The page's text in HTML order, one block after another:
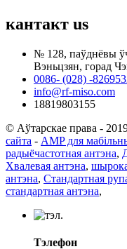
кантакт us
№ 128, паўднёвы
Вэньцзян, горад
0086- (028) -
info@rf-miso.com
18819803155
© Аўтарскае права -
сайта - AMP для
радыёчастотная антэна,
Хвалевая антэна,
антэна, Стандартная
стандартная антэна,
Тэлефон